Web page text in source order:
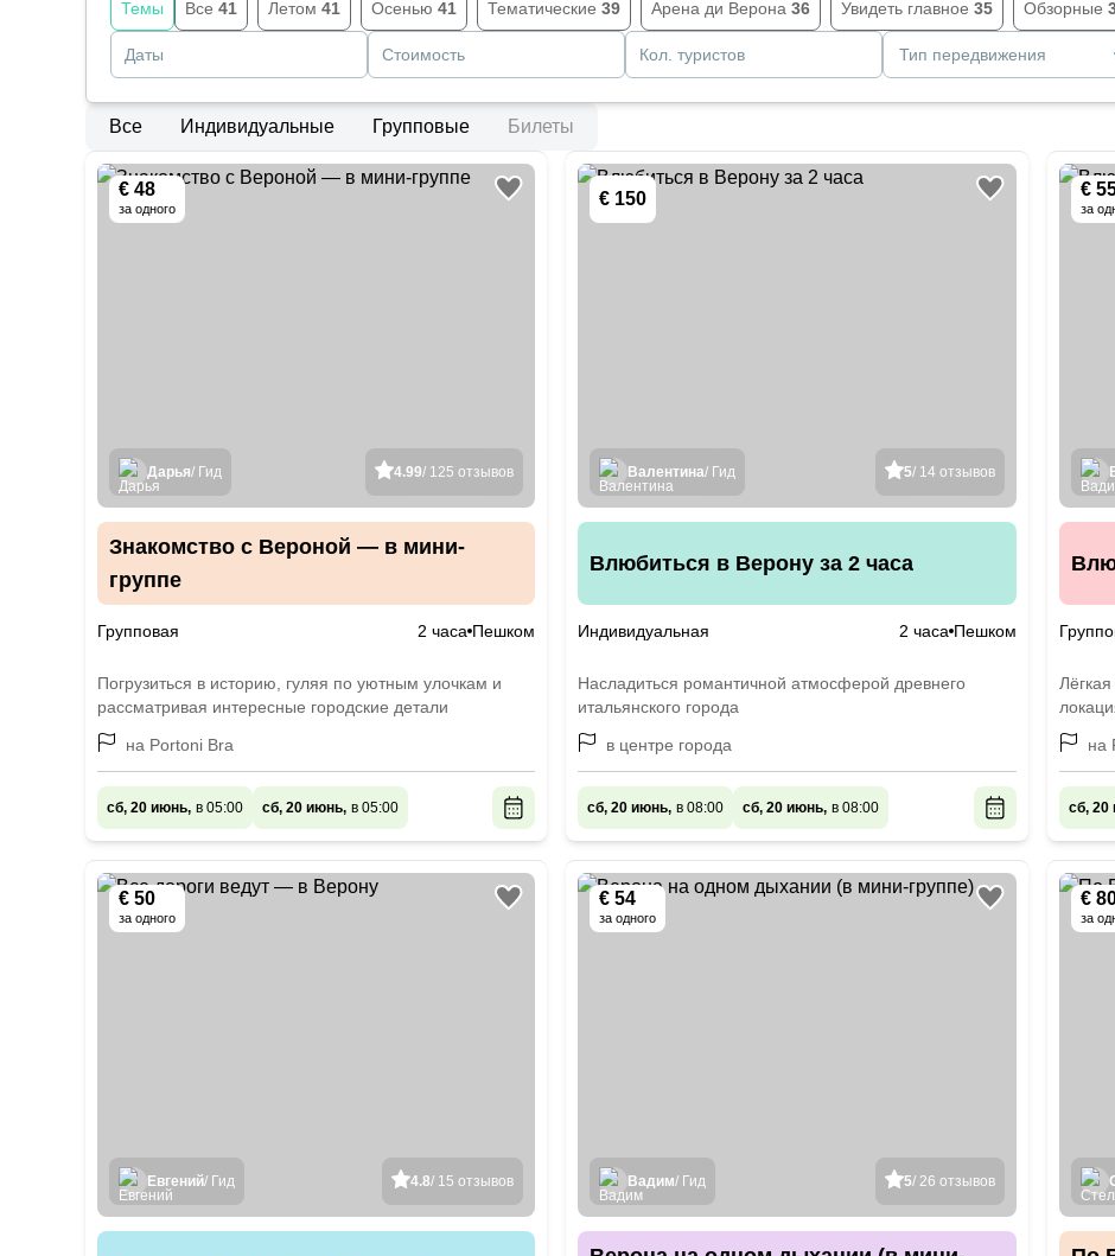
Темы Все 41 Летом 41 Осенью 41 Тематические 39 Арена ди Верона 36 Увидеть главное 35 Обзорные
Даты Стоимость Кол. туристов Тип передвижения
Все Индивидуальные Групповые Билеты
€ 48
за одного
4.99/ 125 отзывов
Дарья/ Гид
Знакомство с Вероной — в мини-
группе
Групповая 2 часа Пешком
Погрузиться в историю, гуляя по уютным улочкам и
рассматривая интересные городские детали
на Portoni Bra
сб, 20 июнь, в 05:00 сб, 20 июнь, в 05:00
€ 150
5/ 14 отзывов
Валентина/ Гид
Влюбиться в Верону за 2 часа
Индивидуальная 2 часа Пешком
Насладиться романтичной атмосферой древнего
итальянского города
в центре города
сб, 20 июнь, в 08:00 сб, 20 июнь, в 08:00
€
за
на
сб, 20
€ 50
за одного
4.8/ 15 отзывов
Евгений/ Гид
€ 54
за одного
5/ 26 отзывов
Вадим/ Гид
€
за